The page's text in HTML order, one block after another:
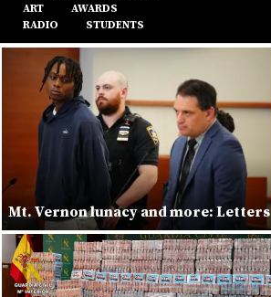
ART
AWARDS
RADIO
STUDENTS
Mt. Vernon lunacy and more: Letters